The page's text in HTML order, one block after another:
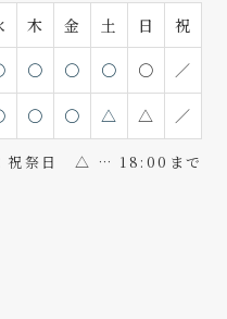
木 金 土 日 祝
〇 〇 〇 〇 ／
〇 〇 △ △ ／
祝祭日 △ … 18:00まで